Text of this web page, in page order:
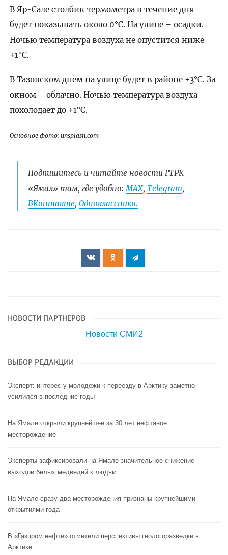
В Яр-Сале столбик термометра в течение дня
будет показывать около 0°C. На улице – осадки.
Ночью температура воздуха не опустится ниже
+1°C.
В Тазовском днем на улице будет в районе +3°C. За
окном – облачно. Ночью температура воздуха
похолодает до +1°C.
Основное фото: unsplash.com
Подпишитесь и читайте новости ГТРК
«Ямал» там, где удобно:МАХ, Telegram,
ВКонтакте, Одноклассники.
НОВОСТИ ПАРТНЕРОВ
Новости СМИ2
ВЫБОР РЕДАКЦИИ
Эксперт: интерес у молодежи к переезду в Арктику заметно
усилился в последние годы
На Ямале открыли крупнейшее за 30 лет нефтяное
месторождение
Эксперты зафиксировали на Ямале значительное снижение
выходов белых медведей к людям
На Ямале сразу два месторождения признаны крупнейшими
открытиями года
В «Газпром нефти» отметили перспективы геологоразведки в
Арктике